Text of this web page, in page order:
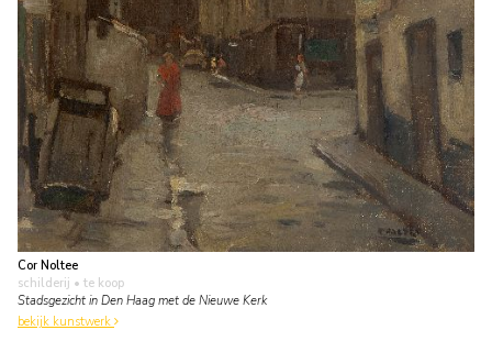
Cor Noltee
schilderij • te koop
Stadsgezicht in Den Haag met de Nieuwe Kerk
bekijk kunstwerk